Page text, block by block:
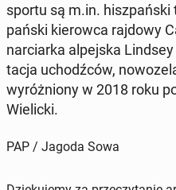
sportu są m.in.
pań­ski kie­row­ca rajdowy
nar­ciar­ka al­pej­ska
ta­cja uchodź­ców,
wy­róż­nio­ny w 2018 roku
Wie­lic­ki.
PAP / Jagoda Sowa